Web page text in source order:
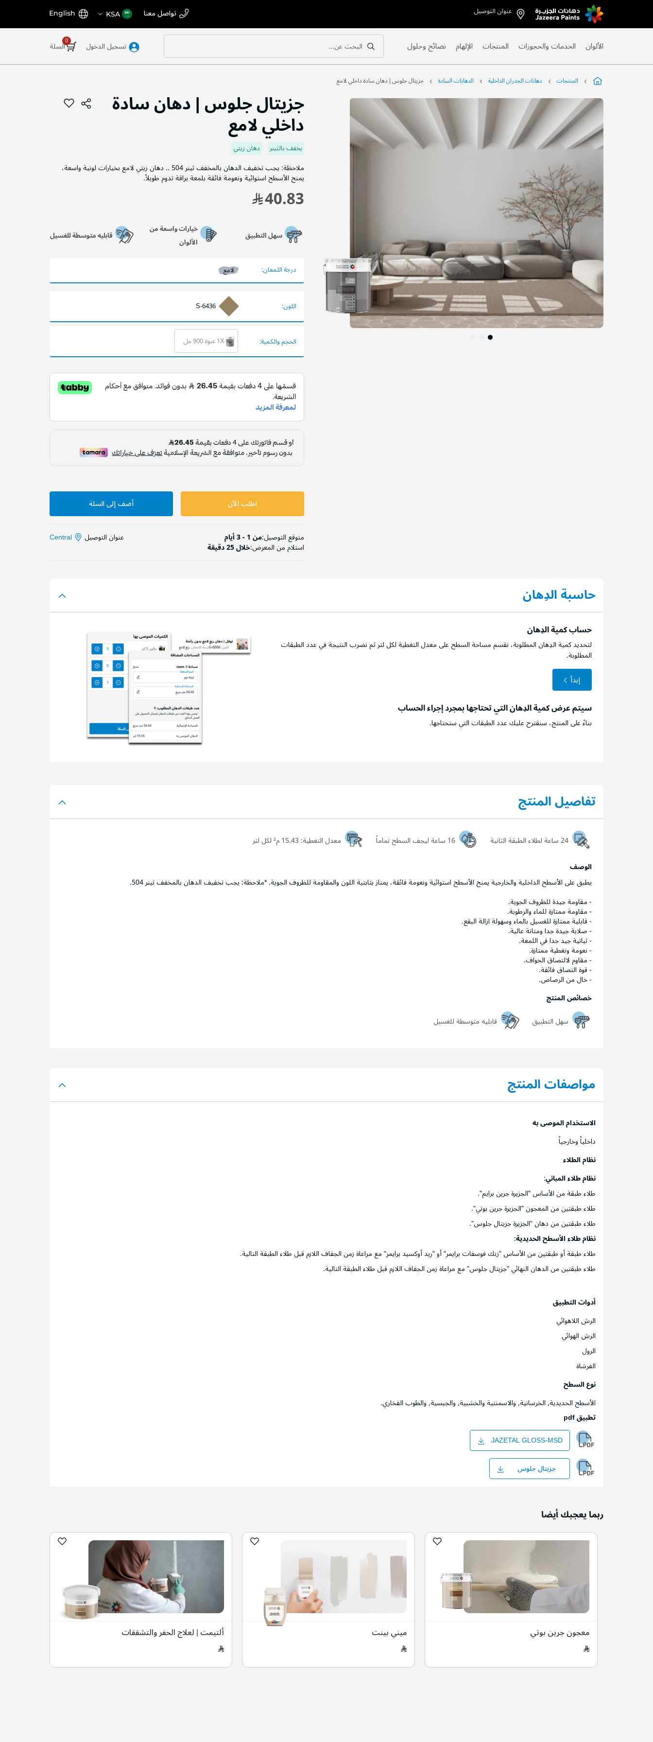
Skip
to
عنوان التوصيل تواصل معنا اختر
المتجر
KSA اللغة English
السلة تسجيل الدخول
بحث
البحث عن...
بحث الألوان الخدمات والحجوزات المنتجات الإلهام نصائح وحلول
المنتجات دهانات الجدران الداخلية الدهانات السادة جزيتال جلوس | دهان سادة داخلي لامع
جزيتال جلوس | دهان سادة
داخلي لامع
يخفف بالثينر دهان زيتي
ملاحظة: يجب تخفيف الدهان بالمخفف ثينر 504 .. دهان زيتي لامع بخيارات لونية واسعة،
يمنح الأسطح استوائية ونعومة فائقة بلمعة براقة تدوم طويلاً.
40.83
سهل التطبيق
خيارات واسعة من
الألوان
قابليه متوسطة للغسيل
درجة اللمعان: لامع
اللون: S-6436
الحجم والكمية: 1X عبوة 900 مل
اطلب الآن أضف إلى السلة
متوقع التوصيل:من 1 - 3 أيام
استلام من المعرض:خلال 25 دقيقة
عنوان التوصيل Central
التخطي
إلى
نهاية
معرض
الصور
حاسبة الدِهان
حساب كمية الدِهان
لتحديد كمية الدِهان المطلوبة، نقسم مساحة السطح على معدل التغطية لكل لتر ثم نضرب النتيجة في عدد الطبقات
المطلوبة.
إبدأ
سيتم عرض كمية الدِهان التي تحتاجها بمجرد إجراء الحساب
بناءً على المنتج، سنقترح عليك عدد الطبقات التي ستحتاجها.
تفاصيل المنتج
24 ساعة لطلاء الطبقة الثانية 16 ساعة ليجف السطح تماماً معدل التغطية:
الوصف
يطبق على الأسطح الداخلية والخارجية يمنح الأسطح استوائية ونعومة فائقة، يمتاز بثابتية اللون والمقاومة للظروف الجوية. *ملاحظة: يجب تخفيف الدهان بالمخفف ثينر 504.
- مقاومة جيدة للظروف الجوية.
- مقاومة ممتازة للماء والرطوبة.
- قابلية ممتازة للغسيل بالماء وسهولة ازالة البقع.
- صلابة جيدة جدا ومتانة عالية.
- ثباتية جيد جدا في اللمعة.
- نعومة وتغطية ممتازة.
- مقاوم لالتصاق الحواف.
- قوة التصاق فائقة.
- خال من الرصاص.
خصائص المنتج
سهل التطبيق
قابليه متوسطة للغسيل
مواصفات المنتج
الاستخدام الموصى به
داخلياً وخارجياً
نظام الطلاء
نظام طلاء المباني:
طلاء طبقة من الأساس "الجزيرة جرين برايم".
طلاء طبقتين من المعجون "الجزيرة جرين بوتي".
طلاء طبقتين من دهان "الجزيرة جزيتال جلوس".
نظام طلاء الأسطح الحديدية:
طلاء طبقة أو طبقتين من الأساس "زنك فوسفات برايمر" أو "ريد أوكسيد برايمر" مع مراعاة زمن الجفاف اللازم قبل طلاء الطبقة التالية.
طلاء طبقتين من الدهان النهائي "جزيتال جلوس" مع مراعاة زمن الجفاف اللازم قبل طلاء الطبقة التالية.
أدوات التطبيق
الرش اللاهوائي
الرش الهوائي
الرول
الفرشاة
نوع السطح
الأسطح الحديدية, الخرسانية, والاسمنتية والخشبية, والجبسية, والطوب الفخاري.
تطبيق pdf
JAZETAL GLOSS-MSD
جزيتال جلوس
ربما يعجبك أيضا
معجون جرين بوتي ميني بينت ألتيمت | لعلاج الحفر والتشققات